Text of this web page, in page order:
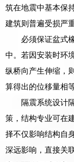
筑在地震中基本保
建筑则普遍受损严
必须保证盆式
中。若因安装时环
纵桥向产生伸缩，
算得出的位移量相等
隔震系统设计
策，结构专业可在
择不仅影响结构自
深远影响，直接关